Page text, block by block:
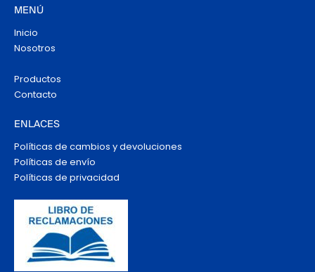
MENÚ
Inicio
Nosotros
Productos
Contacto
ENLACES
Políticas de cambios y devoluciones
Políticas de envío
Políticas de privacidad